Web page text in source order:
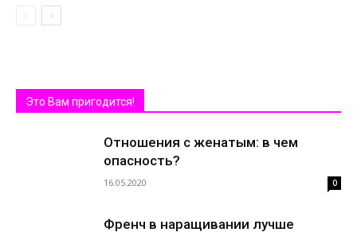
Это Вам пригодится!
Отношения с женатым: в чем
опасность?
16.05.2020 0
Френч в наращивании лучше